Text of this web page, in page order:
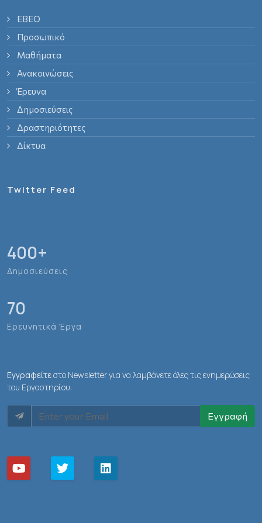
ΕΒΕΟ
Προσωπικό
Μαθήματα
Ανακοινώσεις
Έρευνα
Δημοσιεύσεις
Δραστηριότητες
Δίκτυα
Twitter Feed
400+
Δημοσιεύσεις
70
Ερευνητικά Έργα
Εγγραφείτεστο Newsletter για να λαμβάνετε όλες τις ενημερώσεις
του Εργαστηρίου:
Εγγραφή